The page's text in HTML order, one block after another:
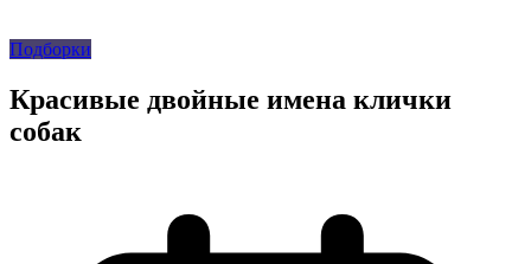
Подборки
Красивые двойные имена клички
собак